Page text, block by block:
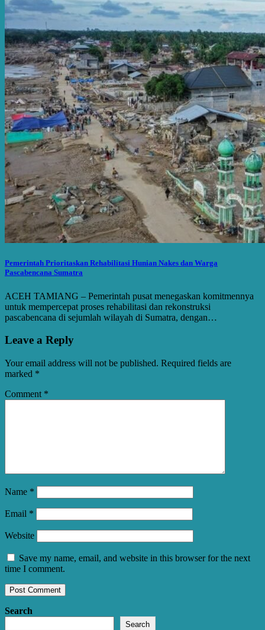
Pemerintah Prioritaskan Rehabilitasi Hunian Nakes dan Warga
Pascabencana Sumatra
ACEH TAMIANG – Pemerintah pusat menegaskan komitmennya
untuk mempercepat proses rehabilitasi dan rekonstruksi
pascabencana di sejumlah wilayah di Sumatra, dengan…
Leave a Reply
Your email address will not be published. Required fields are
marked *
Comment *
Name *
Email *
Website
Save my name, email, and website in this browser for the next
time I comment.
Search
Search